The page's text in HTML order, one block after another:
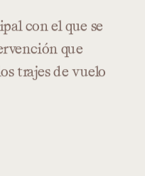
conelque se
que
trajesde vuelo